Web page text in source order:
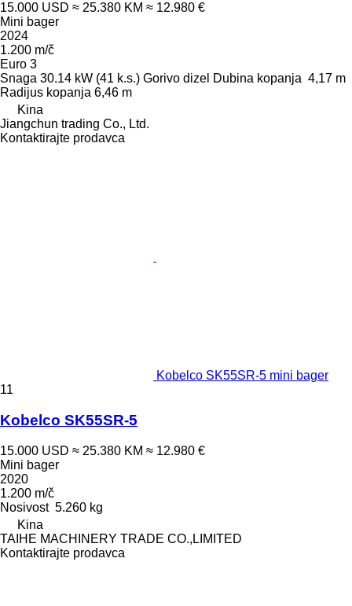
15.000 USD ≈ 25.380 KM ≈ 12.980 €
Mini bager
2024
1.200 m/č
Euro 3
Snaga 30.14 kW (41 k.s.) Gorivo dizel Dubina kopanja 4,17 m
Radijus kopanja 6,46 m
Kina
Jiangchun trading Co., Ltd.
Kontaktirajte prodavca
Kobelco SK55SR-5 mini bager
11
Kobelco SK55SR-5
15.000 USD ≈ 25.380 KM ≈ 12.980 €
Mini bager
2020
1.200 m/č
Nosivost 5.260 kg
Kina
TAIHE MACHINERY TRADE CO.,LIMITED
Kontaktirajte prodavca